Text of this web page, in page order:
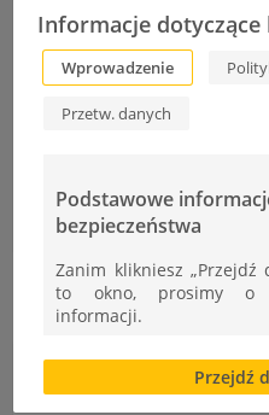
Informacje dotyczące
Wprowadzenie
Przetw. danych
Podstawowe
bezpieczeństwa
Zanim klikniesz „Przejdź
to okno, prosimy o
informacji.
Brak zgody bądź
cookies lub local
uniemożliwić korzystanie
Przejdź